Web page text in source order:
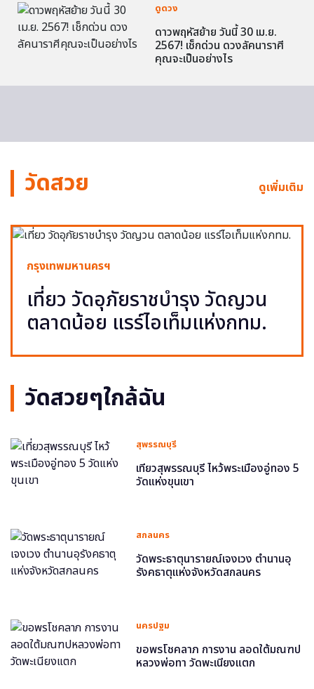
ดูดวง
ดาวพฤหัสย้าย วันนี้ 30 เม.ย.
2567! เช็กด่วน ดวงลัคนาราศี
คุณจะเป็นอย่างไร
วัดสวย ดูเพิ่มเติม
กรุงเทพมหานครฯ
เที่ยว วัดอุภัยราชบำรุง วัดญวน
ตลาดน้อย แรร์ไอเท็มแห่งกทม.
วัดสวยๆใกล้ฉัน
สุพรรณบุรี
เที่ยวสุพรรณบุรี ไหว้พระเมืองอู่ทอง 5
วัดแห่งขุนเขา
สกลนคร
วัดพระธาตุนารายณ์เจงเวง ตำนานอุ
รังคธาตุแห่งจังหวัดสกลนคร
นครปฐม
ขอพรโชคลาภ การงาน ลอดใต้มณฑป
หลวงพ่อทา วัดพะเนียงแตก